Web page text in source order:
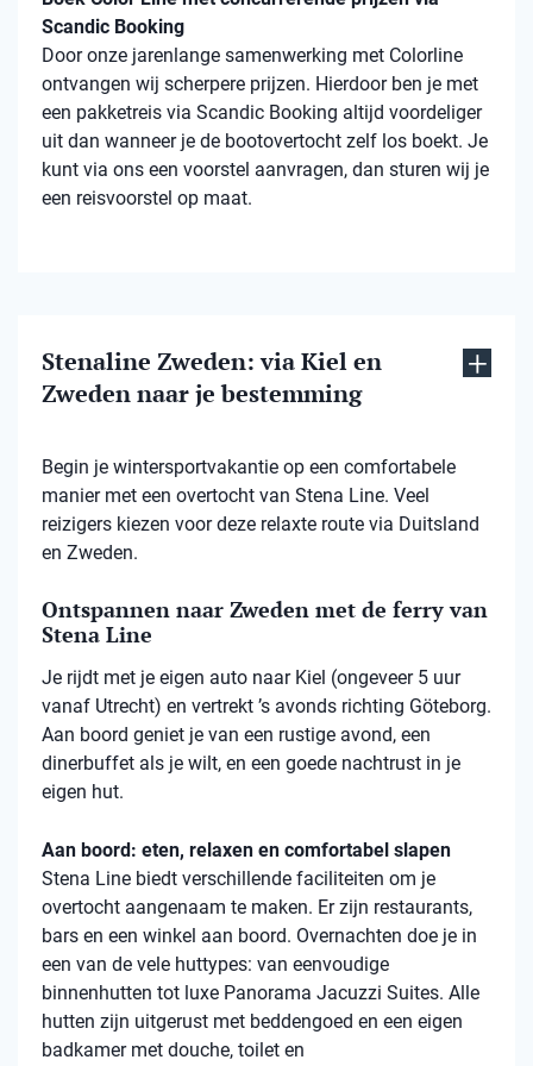
Scandic Booking
Door onze jarenlange samenwerking met Colorline
ontvangen wij scherpere prijzen. Hierdoor ben je met
een pakketreis via Scandic Booking altijd voordeliger
uit dan wanneer je de bootovertocht zelf los boekt. Je
kunt via ons een voorstel aanvragen, dan sturen wij je
een reisvoorstel op maat.
Stenaline Zweden: via Kiel en
Zweden naar je bestemming
Begin je wintersportvakantie op een comfortabele
manier met een overtocht van Stena Line. Veel
reizigers kiezen voor deze relaxte route via Duitsland
en Zweden.
Ontspannen naar Zweden met de ferry van
Stena Line
Je rijdt met je eigen auto naar Kiel (ongeveer 5 uur
vanaf Utrecht) en vertrekt ’s avonds richting Göteborg.
Aan boord geniet je van een rustige avond, een
dinerbuffet als je wilt, en een goede nachtrust in je
eigen hut.
Aan boord: eten, relaxen en comfortabel slapen
Stena Line biedt verschillende faciliteiten om je
overtocht aangenaam te maken. Er zijn restaurants,
bars en een winkel aan boord. Overnachten doe je in
een van de vele huttypes: van eenvoudige
binnenhutten tot luxe Panorama Jacuzzi Suites. Alle
hutten zijn uitgerust met beddengoed en een eigen
badkamer met douche, toilet en